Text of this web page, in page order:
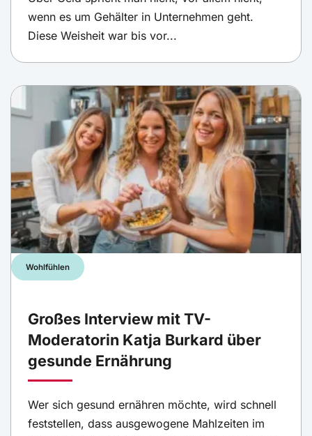
wenn es um Gehälter in Unternehmen geht.
Diese Weisheit war bis vor...
Wohlfühlen
Großes Interview mit TV-
Moderatorin Katja Burkard über
gesunde Ernährung
Wer sich gesund ernähren möchte, wird schnell
feststellen, dass ausgewogene Mahlzeiten im